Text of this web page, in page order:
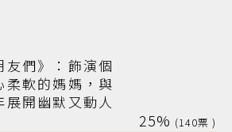
友們》：飾演個
柔軟的媽媽，與
展開幽默又動人
25% 140